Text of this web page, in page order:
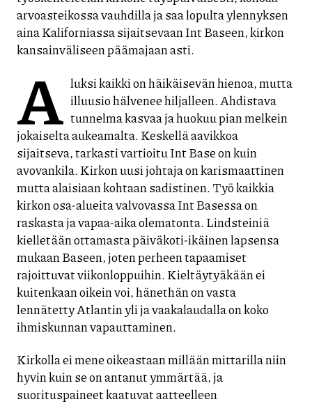
arvoasteikossa vauhdilla ja saa lopulta ylennyksen
aina Kaliforniassa sijaitsevaan Int Baseen, kirkon
kansainväliseen päämajaan asti.
A luksi kaikki on häikäisevän hienoa, mutta
illuusio hälvenee hiljalleen. Ahdistava
tunnelma kasvaa ja huokuu pian melkein
jokaiselta aukeamalta. Keskellä aavikkoa
sijaitseva, tarkasti vartioitu Int Base on kuin
avovankila. Kirkon uusi johtaja on karismaattinen
mutta alaisiaan kohtaan sadistinen. Työ kaikkia
kirkon osa-alueita valvovassa Int Basessa on
raskasta ja vapaa-aika olematonta. Lindsteiniä
kielletään ottamasta päiväkoti-ikäinen lapsensa
mukaan Baseen, joten perheen tapaamiset
rajoittuvat viikonloppuihin. Kieltäytyäkään ei
kuitenkaan oikein voi, hänethän on vasta
lennätetty Atlantin yli ja vaakalaudalla on koko
ihmiskunnan vapauttaminen.
Kirkolla ei mene oikeastaan millään mittarilla niin
hyvin kuin se on antanut ymmärtää, ja
suorituspaineet kaatuvat aatteelleen